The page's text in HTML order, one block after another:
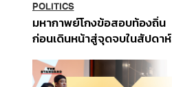
POLITICS
มหากาพย์โกงข้อสอบท้องถิ่น
ก่อนเดินหน้าสู่จุดจบในสัปดาห์